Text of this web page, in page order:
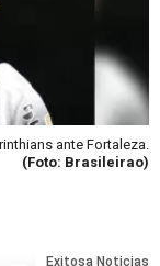
ante Fortaleza.
(Foto: Brasileirao)